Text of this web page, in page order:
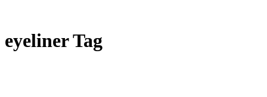
eyeliner Tag